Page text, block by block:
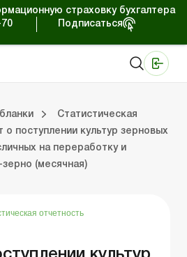
страховку бухгалтера
Подписаться
Статистическая
о поступлении культур зерновых
на переработку и
(месячная)
отчетность